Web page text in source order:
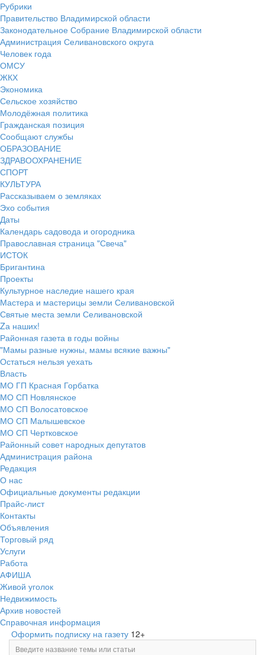
Рубрики
Правительство Владимирской области
Законодательное Собрание Владимирской области
Администрация Селивановского округа
Человек года
ОМСУ
ЖКХ
Экономика
Сельское хозяйство
Молодёжная политика
Гражданская позиция
Сообщают службы
ОБРАЗОВАНИЕ
ЗДРАВООХРАНЕНИЕ
СПОРТ
КУЛЬТУРА
Рассказываем о земляках
Эхо события
Даты
Календарь садовода и огородника
Православная страница "Свеча"
ИСТОК
Бригантина
Проекты
Культурное наследие нашего края
Мастера и мастерицы земли Селивановской
Святые места земли Селивановской
Zа наших!
Районная газета в годы войны
"Мамы разные нужны, мамы всякие важны"
Остаться нельзя уехать
Власть
МО ГП Красная Горбатка
МО СП Новлянское
МО СП Волосатовское
МО СП Малышевское
МО СП Чертковское
Районный совет народных депутатов
Администрация района
Редакция
О нас
Официальные документы редакции
Прайс-лист
Контакты
Объявления
Торговый ряд
Услуги
Работа
АФИША
Живой уголок
Недвижимость
Архив новостей
Справочная информация
Оформить подписку на газету 12+